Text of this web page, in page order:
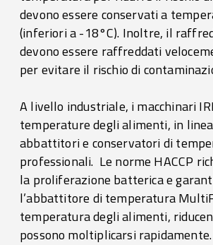
devono essere conservati a
(inferiori a -18°C). Inoltre, il
devono essere raffreddati
per evitare il rischio di
A livello industriale, i macchinari
temperature degli alimenti, in linea
abbattitori e conservatori di
professionali. Le norme HACCP
la proliferazione batterica e
l’abbattitore di temperatura
temperatura degli alimenti,
possono moltiplicarsi rapidamente.